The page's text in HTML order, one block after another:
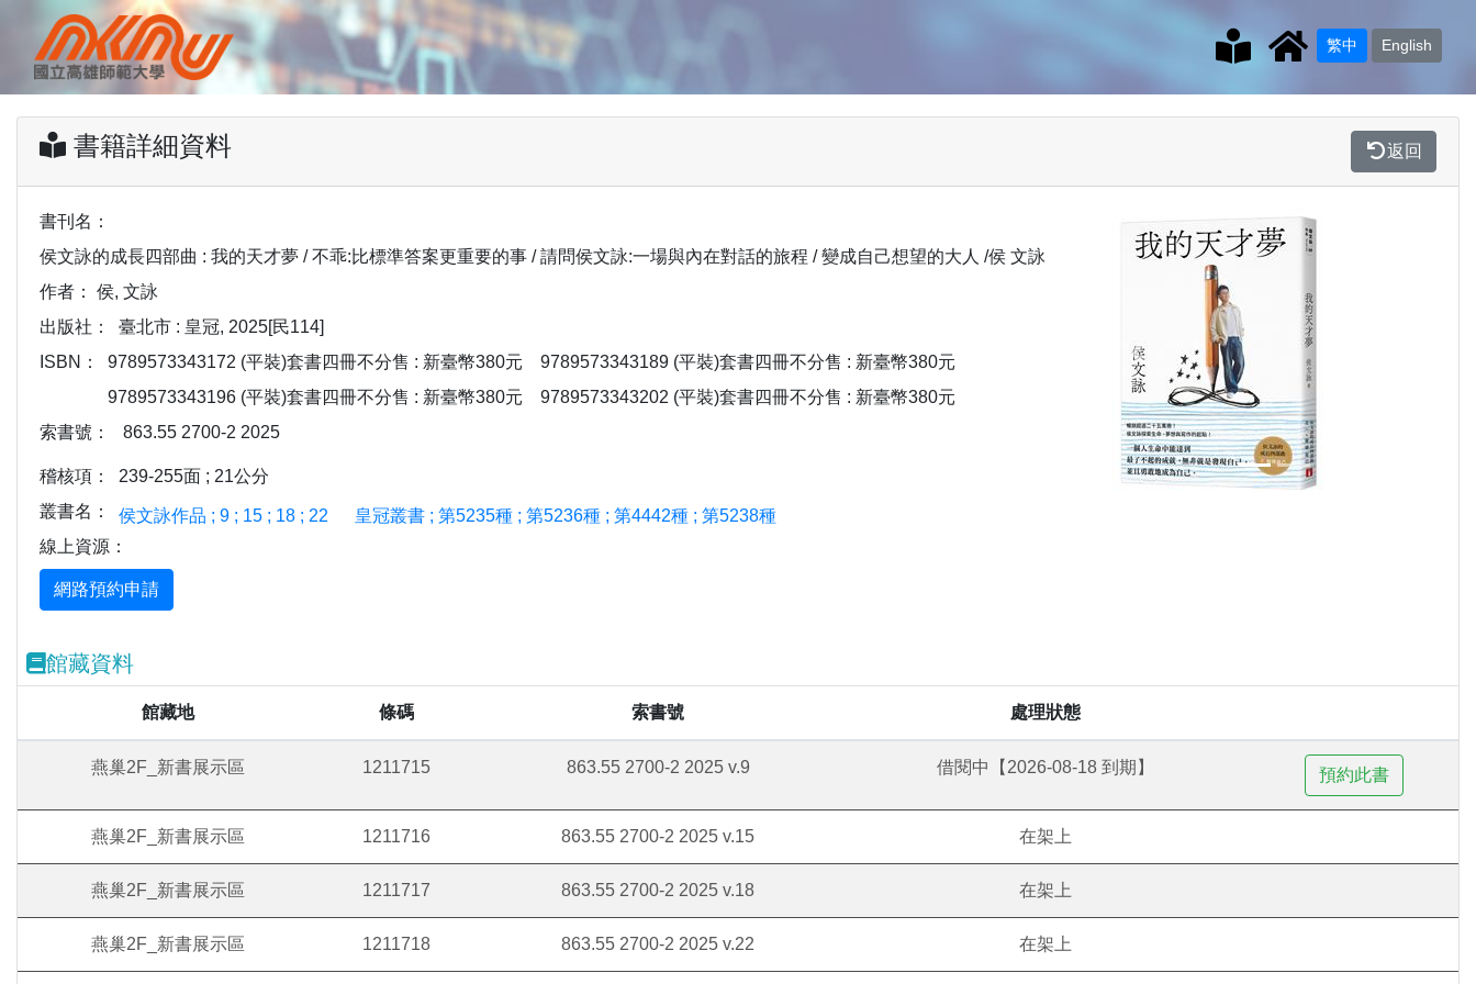
繁中 English
書籍詳細資料 返回
書刊名：
侯文詠的成長四部曲 : 我的天才夢 / 不乖:比標準答案更重要的事 / 請問侯文詠:一場與內在對話的旅程 / 變成自己想望的大人 /侯 文詠
作者：
侯, 文詠
出版社：
臺北市 : 皇冠, 2025[民114]
ISBN：
9789573343172 (平裝)套書四冊不分售 : 新臺幣380元
9789573343189 (平裝)套書四冊不分售 : 新臺幣380元
9789573343196 (平裝)套書四冊不分售 : 新臺幣380元
9789573343202 (平裝)套書四冊不分售 : 新臺幣380元
索書號：
863.55 2700-2 2025
稽核項：
239-255面 ; 21公分
叢書名：
侯文詠作品 ; 9 ; 15 ; 18 ; 22
皇冠叢書 ; 第5235種 ; 第5236種 ; 第4442種 ; 第5238種
線上資源：
Previous
館藏資料
館藏地 條碼 索書號 處理狀態
燕巢2F_新書展示區 1211715 863.55 2700-2 2025 v.9 借閱中【2026-08-18 到期】
燕巢2F_新書展示區 1211716 863.55 2700-2 2025 v.15 在架上
燕巢2F_新書展示區 1211717 863.55 2700-2 2025 v.18 在架上
燕巢2F_新書展示區 1211718 863.55 2700-2 2025 v.22 在架上